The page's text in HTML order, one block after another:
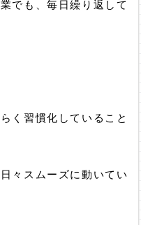
でも、毎日繰り返して
く習慣化していること
々スムーズに動いてい